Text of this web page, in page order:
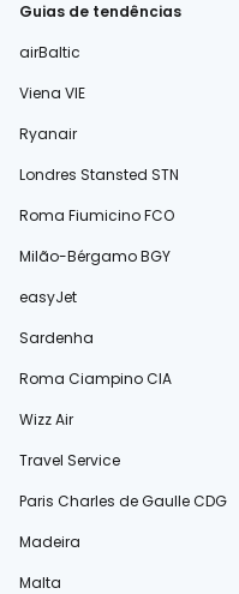
Guias de tendências
airBaltic
Viena VIE
Ryanair
Londres Stansted STN
Roma Fiumicino FCO
Milão-Bérgamo BGY
easyJet
Sardenha
Roma Ciampino CIA
Wizz Air
Travel Service
Paris Charles de Gaulle CDG
Madeira
Malta